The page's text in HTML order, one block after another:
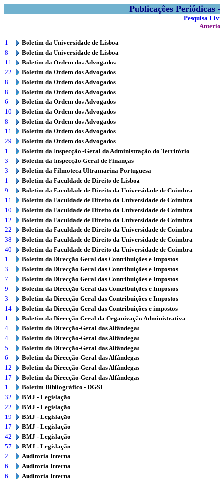
Publicações
Pesquisa
1
Boletim da Universidade de Lisboa
8
Boletim da Universidade de Lisboa
11
Boletim da Ordem dos Advogados
22
Boletim da Ordem dos Advogados
8
Boletim da Ordem dos Advogados
8
Boletim da Ordem dos Advogados
6
Boletim da Ordem dos Advogados
10
Boletim da Ordem dos Advogados
8
Boletim da Ordem dos Advogados
11
Boletim da Ordem dos Advogados
29
Boletim da Ordem dos Advogados
1
Boletim da Inspecção -Geral da Administração do Território
3
Boletim da Inspecção-Geral de Finanças
3
Boletim da Filmoteca Ultramarina Portuguesa
1
Boletim da Faculdade de Direito de Lisboa
9
Boletim da Faculdade de Direito da Universidade de Coimbra
11
Boletim da Faculdade de Direito da Universidade de Coimbra
10
Boletim da Faculdade de Direito da Universidade de Coimbra
12
Boletim da Faculdade de Direito da Universidade de Coimbra
22
Boletim da Faculdade de Direito da Universidade de Coimbra
38
Boletim da Faculdade de Direito da Universidade de Coimbra
40
Boletim da Faculdade de Direito da Universidade de Coimbra
1
Boletim da Direcção Geral das Contribuições e Impostos
3
Boletim da Direcção Geral das Contribuições e Impostos
7
Boletim da Direcção Geral das Contribuições e Impostos
9
Boletim da Direcção Geral das Contribuições e Impostos
3
Boletim da Direcção Geral das Contribuições e Impostos
14
Boletim da Direcção Geral das Contribuições e impostos
1
Boletim da Direcção Geral da Organização Administrativa
4
Boletim da Direcção-Geral das Alfândegas
4
Boletim da Direcção-Geral das Alfândegas
5
Boletim da Direcção-Geral das Alfândegas
6
Boletim da Direcção-Geral das Alfândegas
12
Boletim da Direcção-Geral das Alfândegas
17
Boletim da Direcção-Geral das Alfândegas
1
Boletim Bibliográfico - DGSI
32
BMJ - Legislação
22
BMJ - Legislação
19
BMJ - Legislação
17
BMJ - Legislação
42
BMJ - Legislação
57
BMJ - Legislação
2
Auditoria Interna
6
Auditoria Interna
6
Auditoria Interna